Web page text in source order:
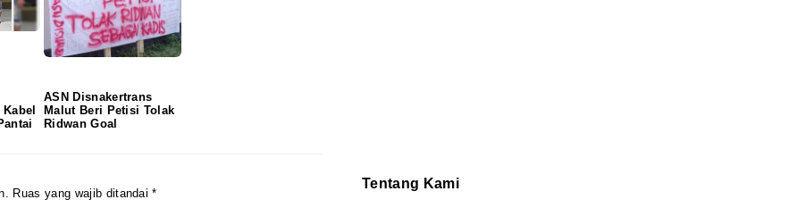
ASN Disnakertrans
Malut Beri Petisi Tolak
Ridwan Goal
Ruas yang wajib ditandai*
Tentang Kami